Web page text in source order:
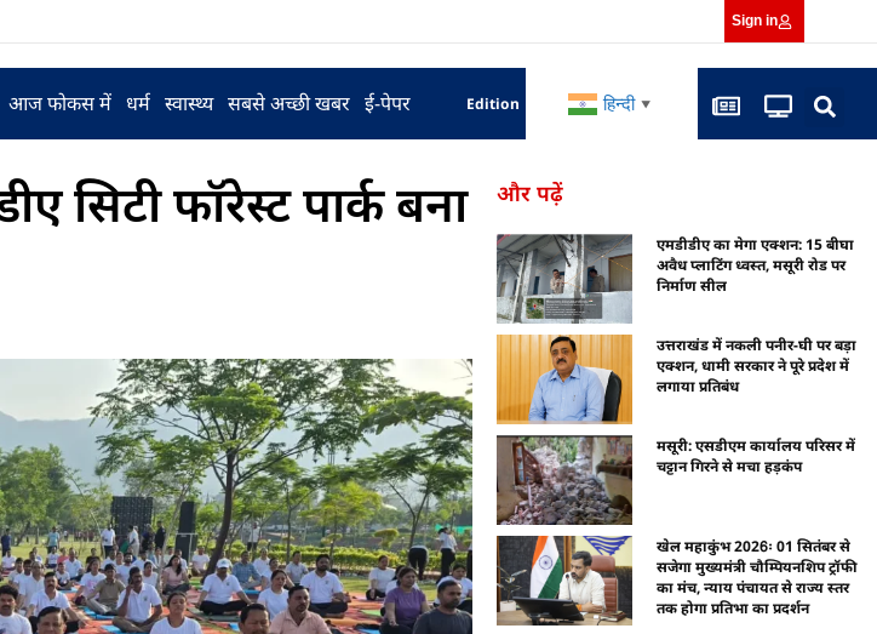
Sign in
आज फोकस में धर्म स्वास्थ्य सबसे अच्छी खबर ई-पेपर Edition हिन्दी ▼
सिटी फॉरेस्ट पार्क बना
और पढ़ें
एमडीडीए का मेगा एक्शन: 15 बीघा
अवैध प्लाटिंग ध्वस्त, मसूरी रोड पर
निर्माण सील
उत्तराखंड में नकली पनीर-घी पर बड़ा
एक्शन, धामी सरकार ने पूरे प्रदेश में
लगाया प्रतिबंध
मसूरी: एसडीएम कार्यालय परिसर में
चट्टान गिरने से मचा हड़कंप
खेल महाकुंभ 2026ः 01 सितंबर से
सजेगा मुख्यमंत्री चौम्पियनशिप ट्रॉफी
का मंच, न्याय पंचायत से राज्य स्तर
तक होगा प्रतिभा का प्रदर्शन